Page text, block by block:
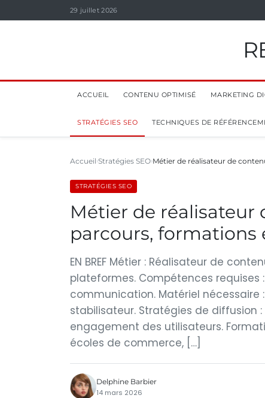
29 juillet 2026
ACCUEIL CONTENU OPTIMISÉ MARKETING
STRATÉGIES SEO TECHNIQUES DE
Accueil Stratégies SEO Métier de réalisateur de
STRATÉGIES SEO
Métier de réalisateur
parcours,
EN BREF Métier : Réalisateur de
plateformes. Compétences requises
communication. Matériel
stabilisateur. Stratégies de diffusion
engagement des utilisateurs.
écoles de commerce, […]
Delphine Barbier
14 mars 2026